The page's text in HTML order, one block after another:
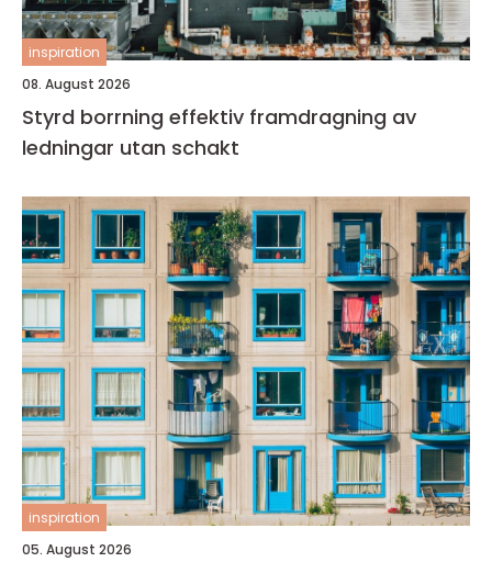
inspiration
08. August 2026
Styrd borrning effektiv framdragning av
ledningar utan schakt
inspiration
05. August 2026